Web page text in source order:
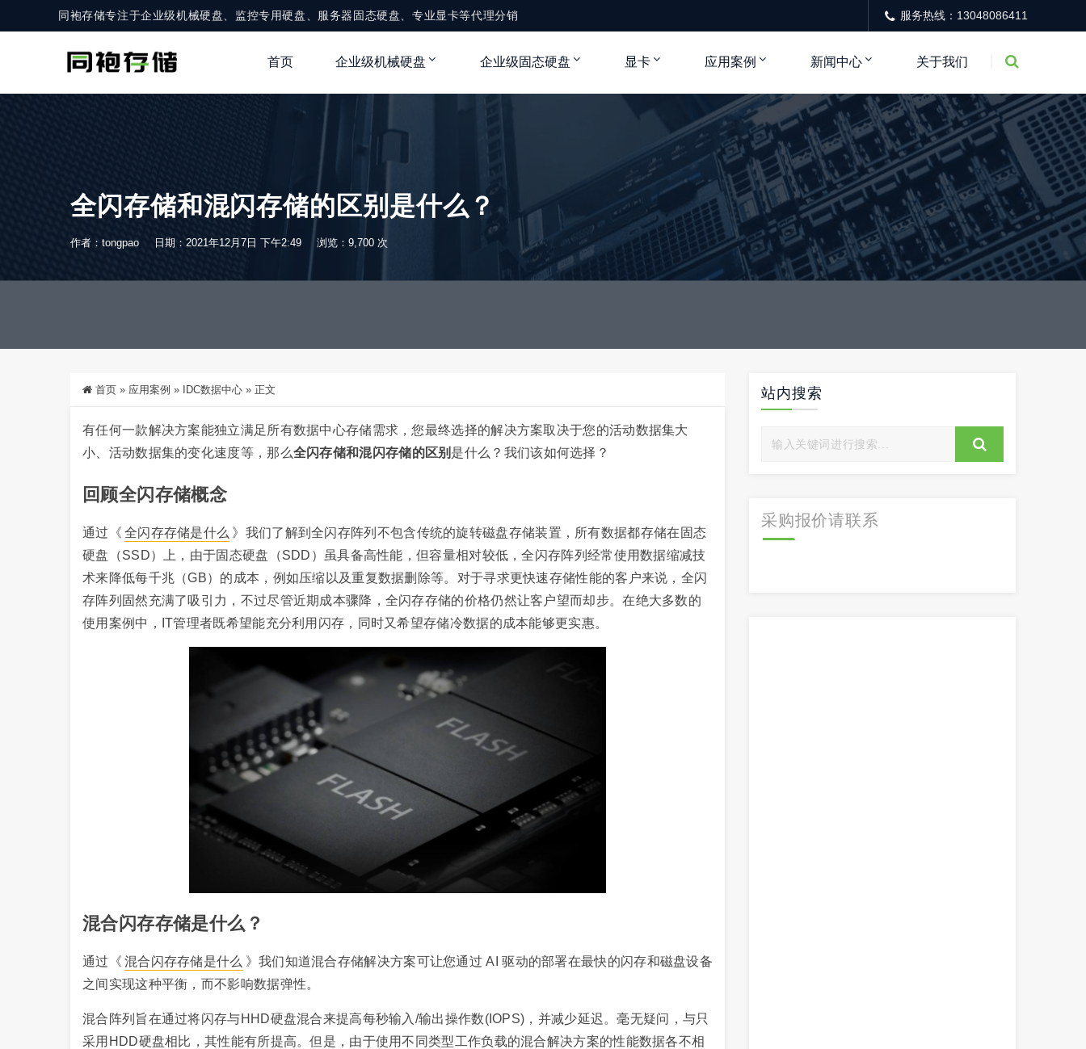
同袍存储专注于企业级机械硬盘、监控专用硬盘、服务器固态硬盘、专业显卡等代理分销 服务热线：13048086411
首页 企业级机械硬盘 企业级固态硬盘 显卡 应用案例 新闻中心 关于我们
全闪存储和混闪存储的区别是什么？
作者：tongpao 日期：2021年12月7日 下午2:49 浏览：9,700 次
首页 » 应用案例 » IDC数据中心 » 正文
有任何一款解决方案能独立满足所有数据中心存储需求，您最终选择的解决方案取决于您的活动数据集大
小、活动数据集的变化速度等，那么全闪存储和混闪存储的区别 是什么？我们该如何选择？
回顾全闪存储概念
通过《 全闪存存储是什么 》我们了解到全闪存阵列不包含传统的旋转磁盘存储装置，所有数据都存储在固态
硬盘（SSD）上，由于固态硬盘（SDD）虽具备高性能，但容量相对较低，全闪存阵列经常使用数据缩减技
术来降低每千兆（GB）的成本，例如压缩以及重复数据删除等。对于寻求更快速存储性能的客户来说，全闪
存阵列固然充满了吸引力，不过尽管近期成本骤降，全闪存存储的价格仍然让客户望而却步。在绝大多数的
使用案例中，IT管理者既希望能充分利用闪存，同时又希望存储冷数据的成本能够更实惠。
混合闪存存储是什么？
通过《 混合闪存存储是什么 》我们知道混合存储解决方案可让您通过 AI 驱动的部署在最快的闪存和磁盘设备
之间实现这种平衡，而不影响数据弹性。
混合阵列旨在通过将闪存与HHD硬盘混合来提高每秒输入/输出操作数(IOPS)，并减少延迟。毫无疑问，与只
采用HDD硬盘相比，其性能有所提高。但是，由于使用不同类型工作负载的混合解决方案的性能数据各不相
站内搜索
采购报价请联系